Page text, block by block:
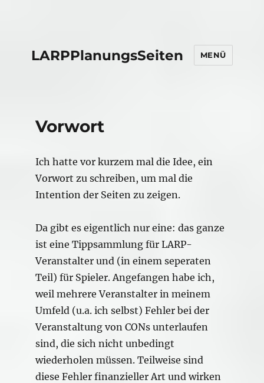
LARPPlanungsSeiten MENÜ
Vorwort
Ich hatte vor kurzem mal die Idee, ein
Vorwort zu schreiben, um mal die
Intention der Seiten zu zeigen.
Da gibt es eigentlich nur eine: das ganze
ist eine Tippsammlung für LARP-
Veranstalter und (in einem seperaten
Teil) für Spieler. Angefangen habe ich,
weil mehrere Veranstalter in meinem
Umfeld (u.a. ich selbst) Fehler bei der
Veranstaltung von CONs unterlaufen
sind, die sich nicht unbedingt
wiederholen müssen. Teilweise sind
diese Fehler finanzieller Art und wirken